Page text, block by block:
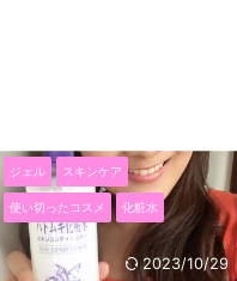
ジェル スキンケア
使い切ったコスメ 化粧水
2023/10/29